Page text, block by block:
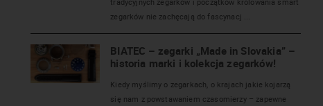
zegarków nie zachęcają do fascynacj ...
BIATEC – zegarki „Made in Slovakia” –
historia marki i kolekcja zegarków!
Kiedy myślimy o zegarkach, o krajach jakie kojarzą
się nam z powstawaniem czasomierzy – zapewne